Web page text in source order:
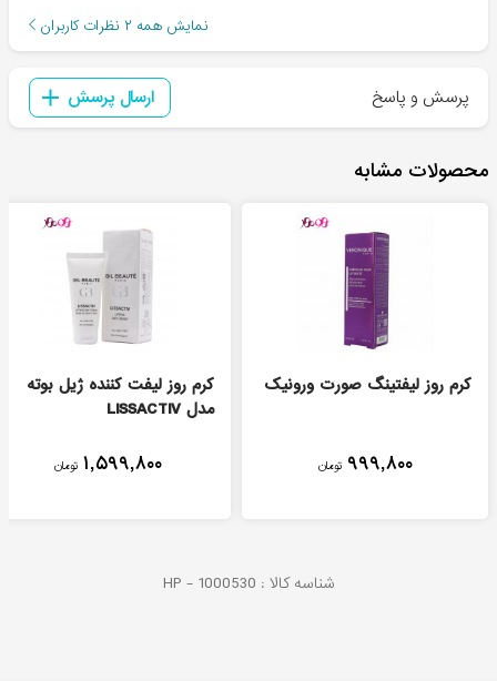
نمایش همه ۲ نظرات کاربران
پرسش و پاسخ ارسال پرسش
محصولات مشابه
کرم روز لیفتینگ صورت ورونیک
۹۹۹,۸۰۰ تومان
کرم روز لیفت کننده ژیل بوته
مدل LISSACTIV
۱,۵۹۹,۸۰۰ تومان
شناسه کالا : HP - 1000530